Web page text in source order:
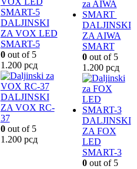
DALJINSKI
ZA VOX LED
SMART-5
0out of 5
1.200 рсд
DALJINSKI
ZA VOX RC-
37
0out of 5
1.200 рсд
DALJINSKI
ZA AIWA
SMART
0out of 5
1.200 рсд
DALJINSKI
ZA FOX
LED
SMART-3
0out of 5